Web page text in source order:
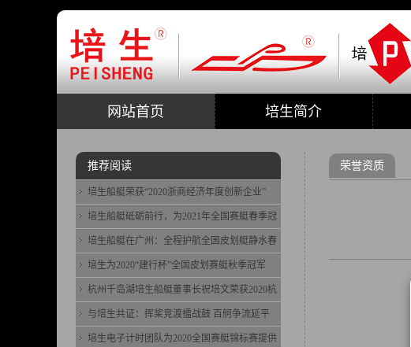
网站首页 培生简介
荣誉资质
推荐阅读
培生船艇荣获“2020浙商经济年度创新企业”
培生船艇砥砺前行，为2021年全国赛艇春季冠
培生船艇在广州：全程护航全国皮划艇静水春
培生为2020“建行杯”全国皮划赛艇秋季冠军
杭州千岛湖培生船艇董事长祝培文荣获2020杭
与培生共证：挥桨竞渡擂战鼓 百舸争流延平
培生电子计时团队为2020全国赛艇锦标赛提供